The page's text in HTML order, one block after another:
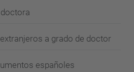
a grado de doctor
españoles